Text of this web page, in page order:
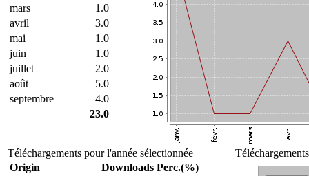
mars
1.0
avril
3.0
mai
1.0
juin
1.0
juillet
2.0
août
5.0
septembre
4.0
23.0
Téléchargements pour l'année sélectionnée
Origin
Downloads Perc.(%)